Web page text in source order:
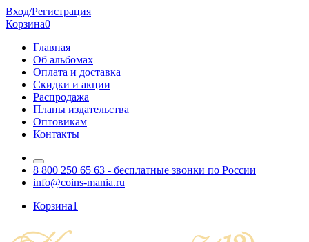
Вход/Регистрация
Корзина0
Главная
Об альбомах
Оплата и доставка
Скидки и акции
Распродажа
Планы издательства
Оптовикам
Контакты
8 800 250 65 63 - бесплатные звонки по России
info@coins-mania.ru
Корзина1